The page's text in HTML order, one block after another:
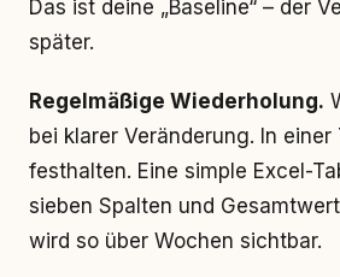
Das ist deine „Baseline“ – der
später.
Regelmäßige Wiederholung.
bei klarer Veränderung. In einer
festhalten. Eine simple Excel-
sieben Spalten und
wird so über Wochen sichtbar.